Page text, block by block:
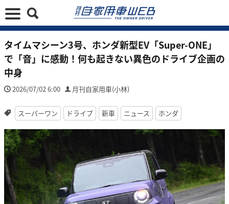
タイムマシーン3号、ホンダ新型EV「Super-ONE」
で「音」に感動！何も起きない異色のドライブ企画の
中身
2026/07/02 6:00 月刊自家用車(小林)
スーパーワン ドライブ 新車 ニュース ホンダ